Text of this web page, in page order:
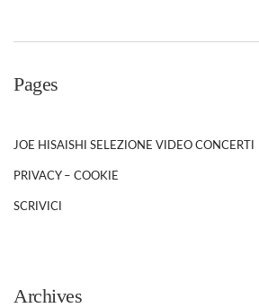
Pages
JOE HISAISHI SELEZIONE VIDEO CONCERTI
PRIVACY – COOKIE
SCRIVICI
Archives